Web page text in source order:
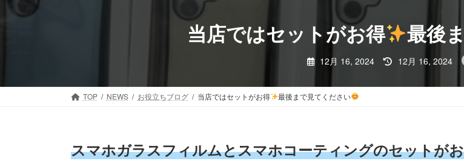
コ
ナ
当店ではセットがお得 最後
12月 16, 2024 最
終
日
12月 16, 2024
TOP NEWS お役立ちブログ 当店ではセットがお得 最後まで見てください
スマホガラスフィルムとスマホコーティングのセットが